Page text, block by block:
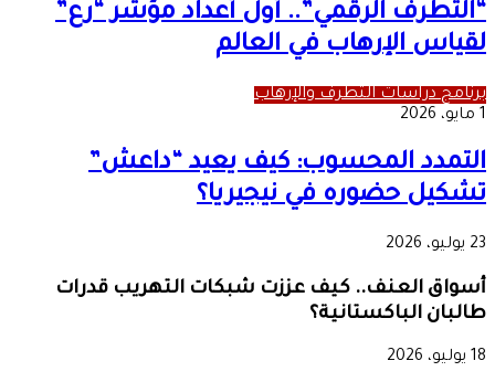
“التطرف الرقمي”.. أول أعداد مؤشر “رع”
لقياس الإرهاب في العالم
برنامج دراسات التطرف والإرهاب
1 مايو، 2026
التمدد المحسوب: كيف يعيد “داعش”
تشكيل حضوره في نيجيريا؟
23 يوليو، 2026
أسواق العنف.. كيف عززت شبكات التهريب قدرات
طالبان الباكستانية؟
18 يوليو، 2026